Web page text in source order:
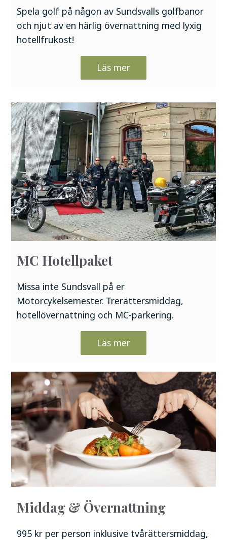
Spela golf på någon av Sundsvalls golfbanor
och njut av en härlig övernattning med lyxig
hotellfrukost!
Läs mer
MC Hotellpaket
Missa inte Sundsvall på er
Motorcykelsemester. Trerättersmiddag,
hotellövernattning och MC-parkering.
Läs mer
Middag & Övernattning
995 kr per person inklusive tvårättersmiddag,